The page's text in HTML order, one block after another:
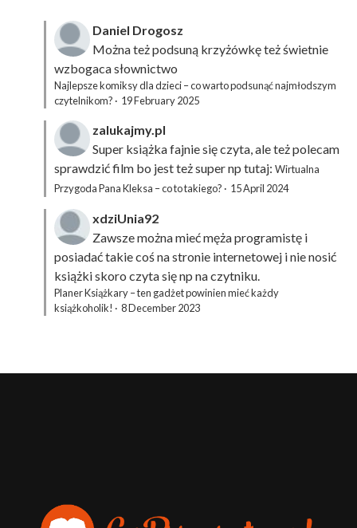
Daniel Drogosz
Można też podsuną krzyżówkęteż świetnie
wzbogaca słownictwo
Najlepsze komiksy dla dzieci – co warto podsunąć najmłodszym
czytelnikom? · 19 February 2025
zalukajmy.pl
Super książka fajnie się czyta, ale też polecam
sprawdzić film bo jest też super np tutaj: Wirtualna
Przygoda Pana Kleksa – co to takiego? · 15 April 2024
xdziUnia92
Zawsze można mieć męża programistę i
posiadać takie coś na stronie internetowej i nie nosić
książki skoro czyta się np na czytniku.
Planer Książkary – ten gadżet powinien mieć każdy
książkoholik! · 8 December 2023